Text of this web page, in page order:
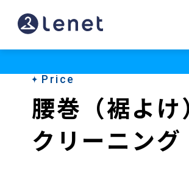
Price
腰巻（裾よ
クリーニング